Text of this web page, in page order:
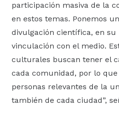
participación masiva de la
en estos temas. Ponemos
divulgación científica, en su
vinculación con el medio.
culturales buscan tener el
cada comunidad, por lo que
personas relevantes de la
también de cada ciudad”,